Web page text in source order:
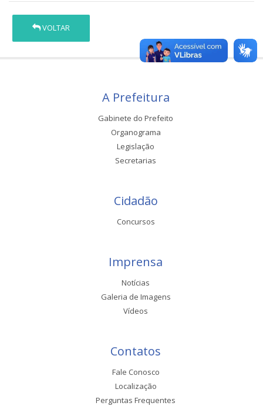
VOLTAR
A Prefeitura
Gabinete do Prefeito
Organograma
Legislação
Secretarias
Cidadão
Concursos
Imprensa
Notícias
Galeria de Imagens
Vídeos
Contatos
Fale Conosco
Localização
Perguntas Frequentes